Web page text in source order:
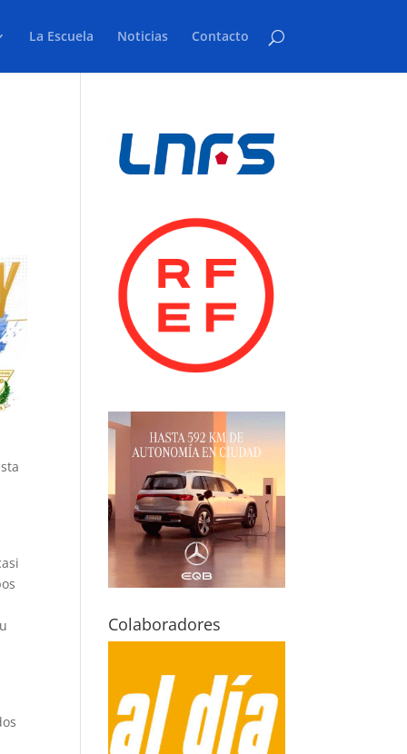
La Escuela Noticias Contacto
Colaboradores